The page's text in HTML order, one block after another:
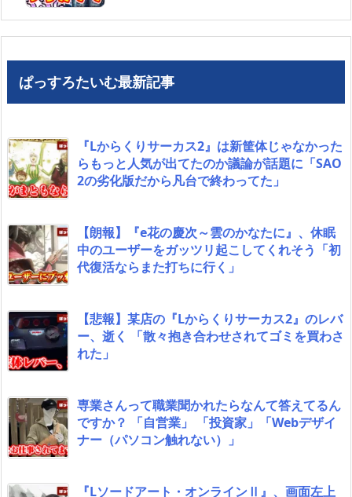
ぱっすろたいむ最新記事
『Lからくりサーカス2』は新筐体じゃなかった
らもっと人気が出てたのか議論が話題に「SAO
2の劣化版だから凡台で終わってた」
【朗報】『e花の慶次～雲のかなたに』、休眠
中のユーザーをガッツリ起こしてくれそう「初
代復活ならまた打ちに行く」
【悲報】某店の『Lからくりサーカス2』のレバ
ー、逝く 「散々抱き合わせされてゴミを買わさ
れた」
専業さんって職業聞かれたらなんて答えてるん
ですか？ 「自営業」 「投資家」「Webデザイ
ナー（パソコン触れない）」
『Lソードアート・オンラインⅡ』、画面左上